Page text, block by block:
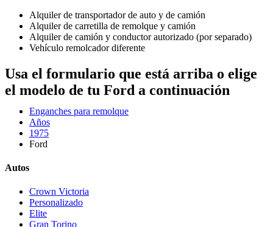
Alquiler de transportador de auto y de camión
Alquiler de carretilla de remolque y camión
Alquiler de camión y conductor autorizado (por separado)
Vehículo remolcador diferente
Usa el formulario que está arriba o elige
el modelo de tu Ford a continuación
Enganches para remolque
Años
1975
Ford
Autos
Crown Victoria
Personalizado
Elite
Gran Torino